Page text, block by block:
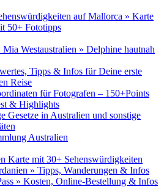
auf Mallorca » Karte
50+ Fototipps
Westaustralien » Delphine hautnah
Tipps & Infos für Deine erste
Reise
für Fotografen – 150+Points
& Highlights
Gesetze in Australien und sonstige
Australien
Karte mit 30+ Sehenswürdigkeiten
» Tipps, Wanderungen & Infos
» Kosten, Online-Bestellung & Infos